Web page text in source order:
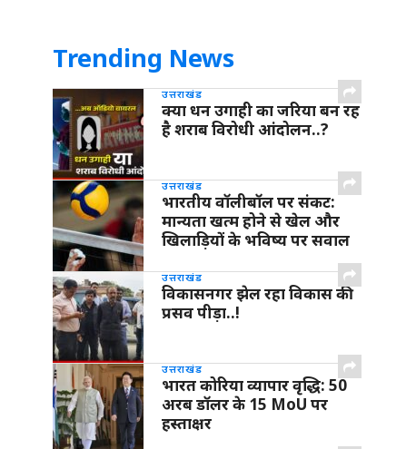
Trending News
उत्तराखंड
क्या धन उगाही का जरिया बन रह
है शराब विरोधी आंदोलन..?
उत्तराखंड
भारतीय वॉलीबॉल पर संकट:
मान्यता खत्म होने से खेल और
खिलाड़ियों के भविष्य पर सवाल
उत्तराखंड
विकासनगर झेल रहा विकास की
प्रसव पीड़ा..!
उत्तराखंड
भारत कोरिया व्यापार वृद्धि: 50
अरब डॉलर के 15 MoU पर
हस्ताक्षर